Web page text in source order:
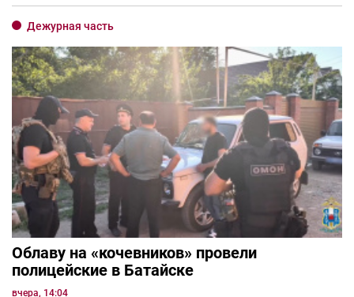
Дежурная часть
Облаву на «кочевников» провели
полицейские в Батайске
вчера, 14:04